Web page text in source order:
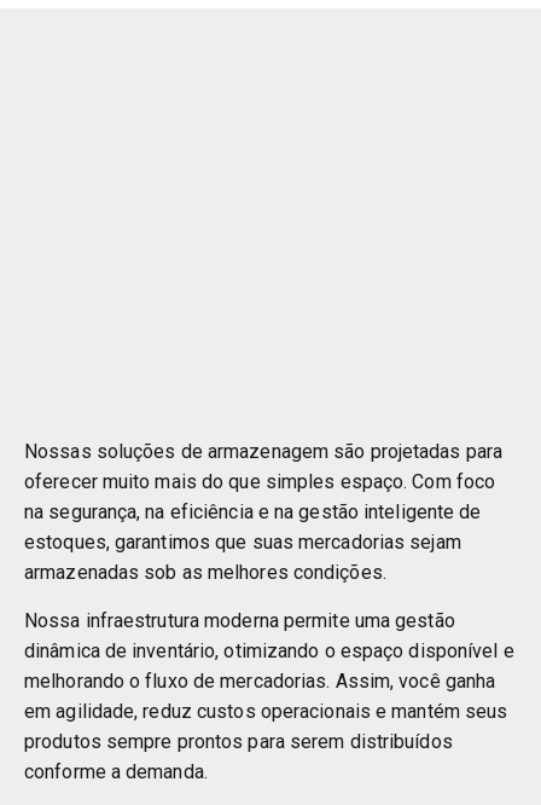
Nossas soluções de armazenagem são projetadas para
oferecer muito mais do que simples espaço. Com foco
na segurança, na eficiência e na gestão inteligente de
estoques, garantimos que suas mercadorias sejam
armazenadas sob as melhores condições.
Nossa infraestrutura moderna permite uma gestão
dinâmica de inventário, otimizando o espaço disponível e
melhorando o fluxo de mercadorias. Assim, você ganha
em agilidade, reduz custos operacionais e mantém seus
produtos sempre prontos para serem distribuídos
conforme a demanda.